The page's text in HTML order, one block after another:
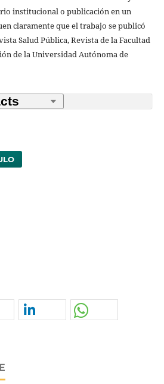
institucional o publicación en un
claramente que el trabajo se publicó
Salud Pública, Revista de la Facultad
de la Universidad Autónoma de